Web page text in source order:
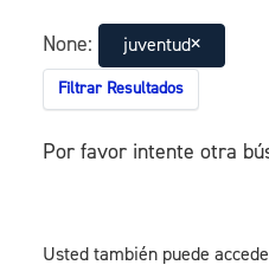
None: juventud
Filtrar Resultados
Por favor intente otra
Usted también puede